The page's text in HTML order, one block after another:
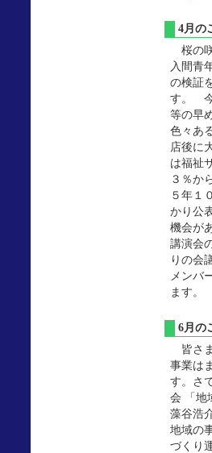
4月
桜の
入間青
の検証
す。 今
等の早
色々あ
店後に
は福祉
３％か
５年１
かり公
機会が
講演会
りの会
メンバ
ます。
6月
皆さ
事業は
す。さ
会 「地
藻谷浩
地域の
づくり